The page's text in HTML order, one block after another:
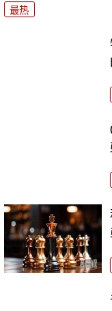
最热